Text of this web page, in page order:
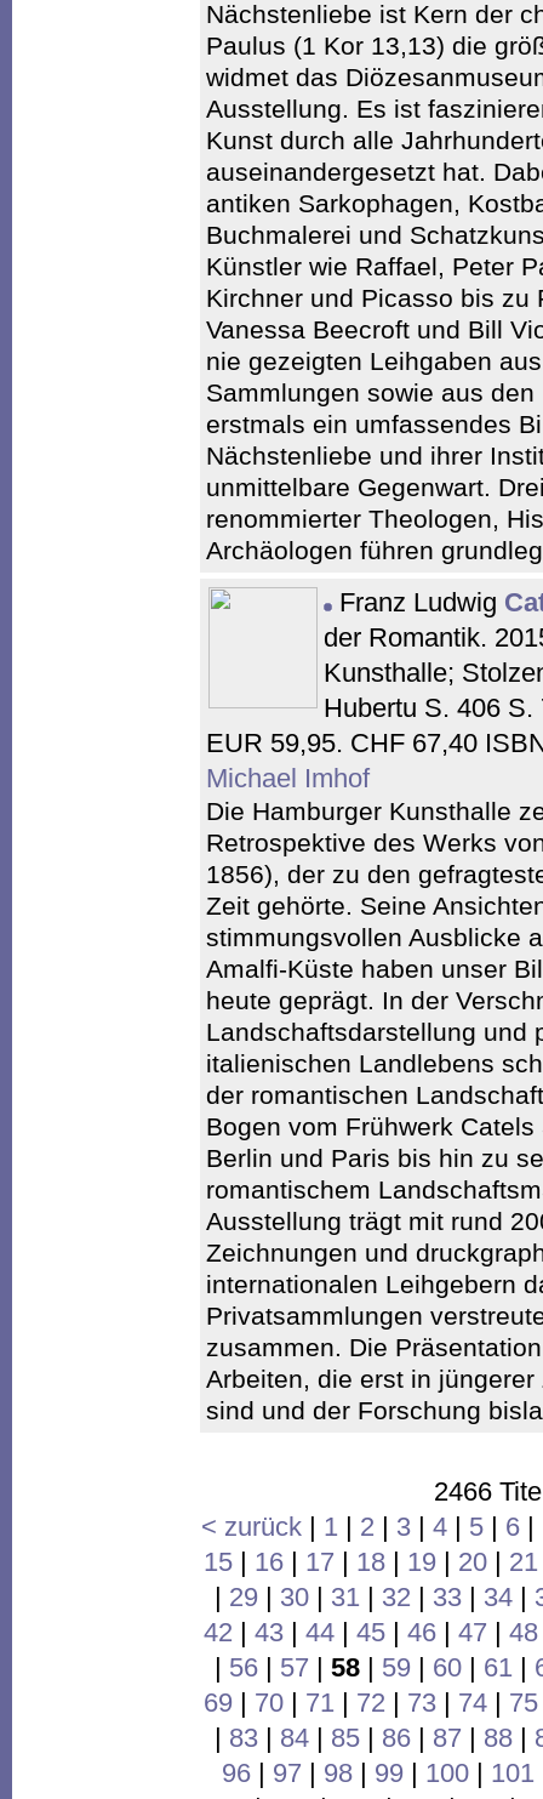
Nächstenliebe ist Kern der
Paulus (1 Kor 13,13) die
widmet das
Ausstellung. Es ist
Kunst durch alle
auseinandergesetzt hat.
antiken Sarkophagen,
Buchmalerei und
Künstler wie Raffael, Peter
Kirchner und Picasso bis zu
Vanessa Beecroft und Bill
nie gezeigten Leihgaben
Sammlungen sowie aus
erstmals ein umfassendes
Nächstenliebe und ihrer
unmittelbare Gegenwart.
renommierter Theologen,
Archäologen führen
Franz Ludwig
der Romantik.
Kunsthalle;
Hubertu S. 406
EUR 59,95. CHF 67,40
Michael Imhof
Die Hamburger Kunsthalle
Retrospektive des Werks
1856), der zu den
Zeit gehörte. Seine
stimmungsvollen Ausblicke
Amalfi-Küste haben unser
heute geprägt. In der
Landschaftsdarstellung und
italienischen Landlebens
der romantischen
Bogen vom Frühwerk
Berlin und Paris bis hin zu
romantischem
Ausstellung trägt mit rund
Zeichnungen und
internationalen Leihgebern
Privatsammlungen
zusammen. Die
Arbeiten, die erst in
sind und der Forschung
2466
< zurück | 1 | 2 | 3 | 4 | 5 | 6 |
15| 16| 17 | 18| 19| 20| 21
| 29| 30| 31| 32 | 33| 34|
42 | 43| 44| 45| 46| 47 | 48
| 56| 57 | 58| 59| 60| 61|
69| 70| 71| 72 | 73| 74| 75
| 83| 84| 85| 86| 87 | 88|
96| 97 | 98| 99| 100| 101